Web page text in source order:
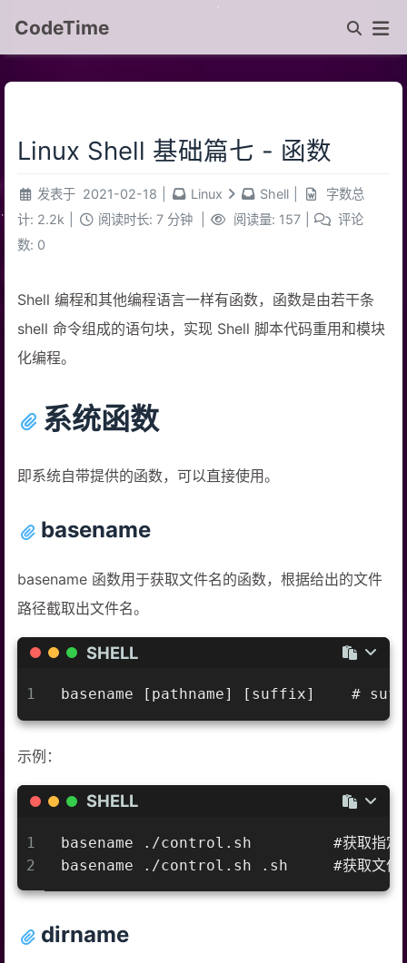
CodeTime
Linux Shell 基础篇七 - 函数
发表于 2021-02-18 Linux Shell
字数总
计: 2.2k 阅读时长: 7 分钟 阅读量: 157
评论
数: 0
Shell 编程和其他编程语言一样有函数，函数是由若干条
shell 命令组成的语句块，实现 Shell 脚本代码重用和模块
化编程。
系统函数
即系统自带提供的函数，可以直接使用。
basename
basename 函数用于获取文件名的函数，根据给出的文件
路径截取出文件名。
SHELL
1 basename [pathname] [suffix]    # suffix：
示例：
SHELL
1
2
basename ./control.sh         #获取指定文
basename ./control.sh .sh     #获取文件名
dirname